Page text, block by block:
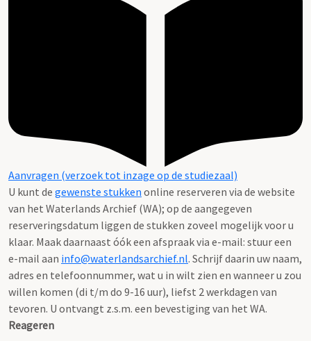
Aanvragen (verzoek tot inzage op de studiezaal)
U kunt de gewenste stukken online reserveren via de website
van het Waterlands Archief (WA); op de aangegeven
reserveringsdatum liggen de stukken zoveel mogelijk voor u
klaar. Maak daarnaast óók een afspraak via e-mail: stuur een
e-mail aan info@waterlandsarchief.nl. Schrijf daarin uw naam,
adres en telefoonnummer, wat u in wilt zien en wanneer u zou
willen komen (di t/m do 9-16 uur), liefst 2 werkdagen van
tevoren. U ontvangt z.s.m. een bevestiging van het WA.
Reageren